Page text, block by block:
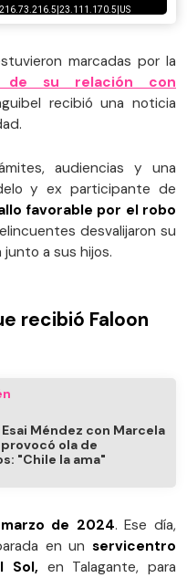
marcadas por la
de su relación con
recibió una noticia
audiencias y una
y ex participante de
favorable por el robo
desvalijaron su
a sus hijos.
recibió Faloon
Méndez con Marcela
ola de
"Chile la ama"
de 2024. Ese día,
en un servicentro
Sol, en Talagante, para